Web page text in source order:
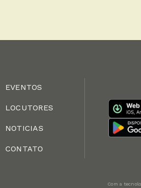
EVENTOS
LOCUTORES
NOTICIAS
CONTATO
Com a